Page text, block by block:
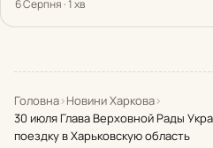
6 Серпня · 1 хв
Головна›Новини Харкова›
30 июля Глава Верховной Рады
поездку в Харьковскую область